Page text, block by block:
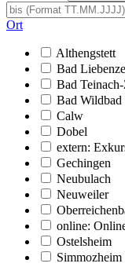
Ort
Althengstett
Bad
Bad
Bad Wildbad
Calw
Dobel
extern:
Gechingen
Neubulach
Neuweiler
online:
Ostelsheim
Simmozheim